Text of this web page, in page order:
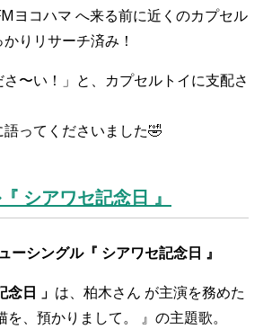
ヨコハマ へ来る前に近くのカプセル
りリサーチ済み！
さ〜い！」と、カプセルトイに支配さ
ってくださいました🤣
シアワセ記念日 』
ーシングル『 シアワセ記念日 』
日 」 は、柏木さん が主演を務めた
を、預かりまして。 』の主題歌。